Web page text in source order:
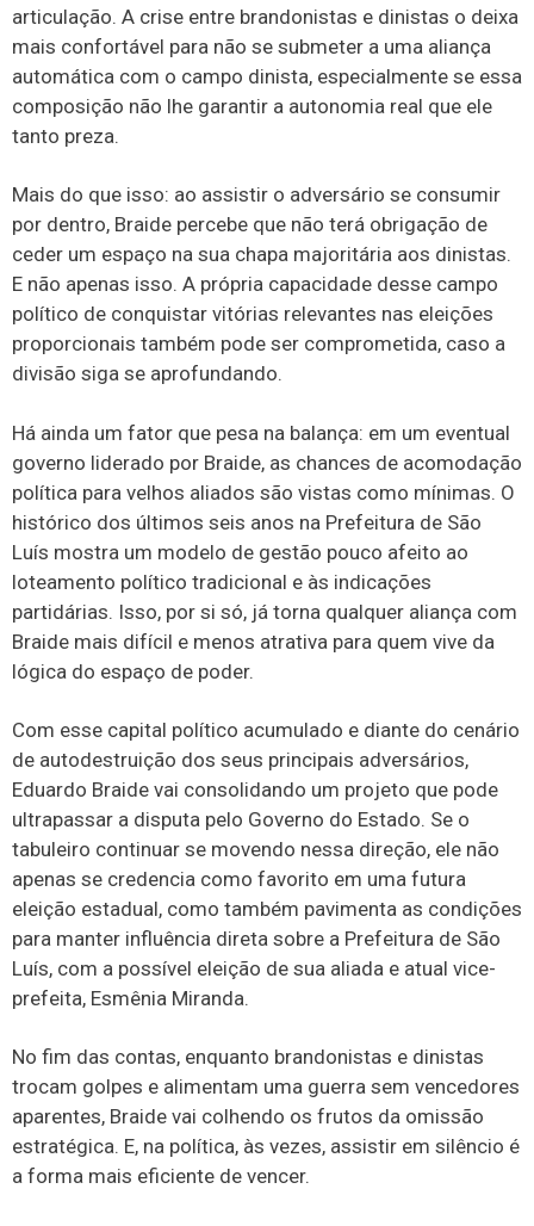
articulação. A crise entre brandonistas e dinistas o deixa
mais confortável para não se submeter a uma aliança
automática com o campo dinista, especialmente se essa
composição não lhe garantir a autonomia real que ele
tanto preza.
Mais do que isso: ao assistir o adversário se consumir
por dentro, Braide percebe que não terá obrigação de
ceder um espaço na sua chapa majoritária aos dinistas.
E não apenas isso. A própria capacidade desse campo
político de conquistar vitórias relevantes nas eleições
proporcionais também pode ser comprometida, caso a
divisão siga se aprofundando.
Há ainda um fator que pesa na balança: em um eventual
governo liderado por Braide, as chances de acomodação
política para velhos aliados são vistas como mínimas. O
histórico dos últimos seis anos na Prefeitura de São
Luís mostra um modelo de gestão pouco afeito ao
loteamento político tradicional e às indicações
partidárias. Isso, por si só, já torna qualquer aliança com
Braide mais difícil e menos atrativa para quem vive da
lógica do espaço de poder.
Com esse capital político acumulado e diante do cenário
de autodestruição dos seus principais adversários,
Eduardo Braide vai consolidando um projeto que pode
ultrapassar a disputa pelo Governo do Estado. Se o
tabuleiro continuar se movendo nessa direção, ele não
apenas se credencia como favorito em uma futura
eleição estadual, como também pavimenta as condições
para manter influência direta sobre a Prefeitura de São
Luís, com a possível eleição de sua aliada e atual vice-
prefeita, Esmênia Miranda.
No fim das contas, enquanto brandonistas e dinistas
trocam golpes e alimentam uma guerra sem vencedores
aparentes, Braide vai colhendo os frutos da omissão
estratégica. E, na política, às vezes, assistir em silêncio é
a forma mais eficiente de vencer.